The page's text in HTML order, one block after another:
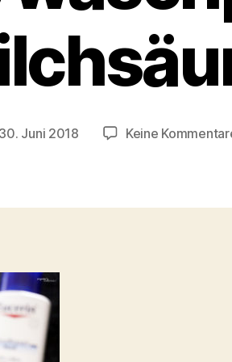
30. Juni 2018 Keine